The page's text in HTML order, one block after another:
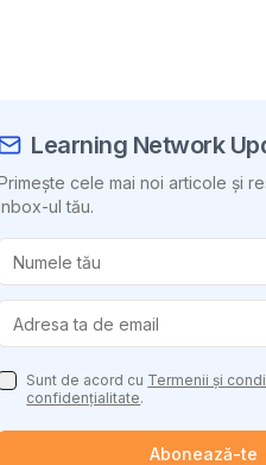
Learning Network
cele mai noi articole și
ul tău.
Sunt de acord cu Termenii și
confidențialitate.
Abonează-te